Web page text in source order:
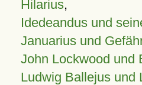
Hilarius,
Idedeandus und
Januarius und
John Lockwood und
Ludwig Ballejus und